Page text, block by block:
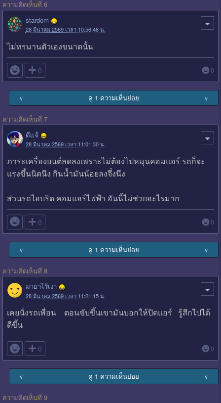
ความคิดเห็นที่ 6
stardom
28 มีนาคม 2569 เวลา 10:56:46 น.
ไม่ทรมานตัวเองขนาดนั้น
 0 0
∨ ดู 1 ความเห็นย่อย ∨
ความคิดเห็นที่ 7
ดีแจ้
28 มีนาคม 2569 เวลา 11:01:30 น.
ภาระเครื่องยนต์ลดลงเพราะไม่ต้องไปหมุนคอมแอร์ รถก็จะ
แรงขึ้นนิดนึง กินน้ำมันน้อยลงจึ๋งนึง
ส่วนรถไฮบริด คอมแอร์ไฟฟ้า อันนี้ไม่ช่วยอะไรมาก
 0 0
∨ ดู 1 ความเห็นย่อย ∨
ความคิดเห็นที่ 8
มายาไร้เงา
28 มีนาคม 2569 เวลา 11:21:15 น.
เคยนั่งรถเพื่อน ตอนขับขึ้นเขามันบอกให้ปิดแอร์ รู้สึกไปได้
ดีขึ้น
 0 0
∨ ดู 1 ความเห็นย่อย ∨
ความคิดเห็นที่ 9